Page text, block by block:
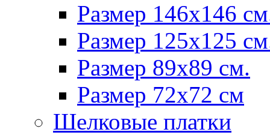
Размер 146х146
Размер 125х125
Размер 89х89 см.
Размер 72x72 см
Шелковые платки